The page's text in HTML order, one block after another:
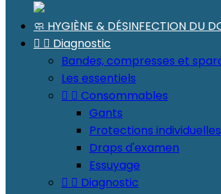
🧼 HYGIÈNE & DÉSINFECTION DU
  Diagnostic
Bandes, compresses et
Les essentiels
  Consommables
Gants
Protections individuelles
Draps d'examen
Essuyage
  Diagnostic